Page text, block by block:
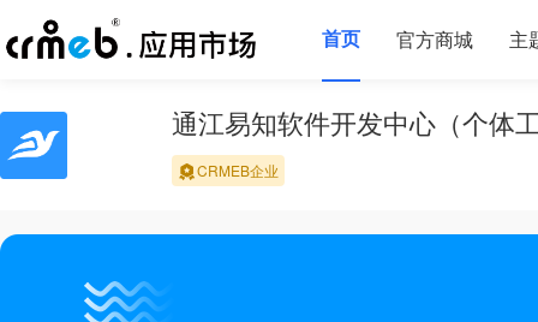
首页 官方商城 主
通江易知软件开发中心（个体
CRMEB企业